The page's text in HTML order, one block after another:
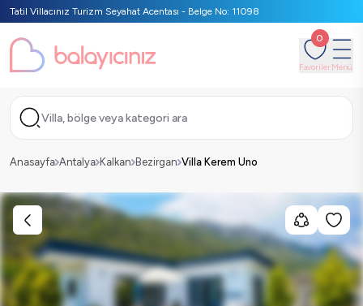
Tatil Villacınız Turizm Seyahat Acentası - Belge No: 11098
0
FavorilerMenü
Villa, bölge veya kategori ara
Anasayfa Antalya Kalkan Bezirgan Villa Kerem Uno